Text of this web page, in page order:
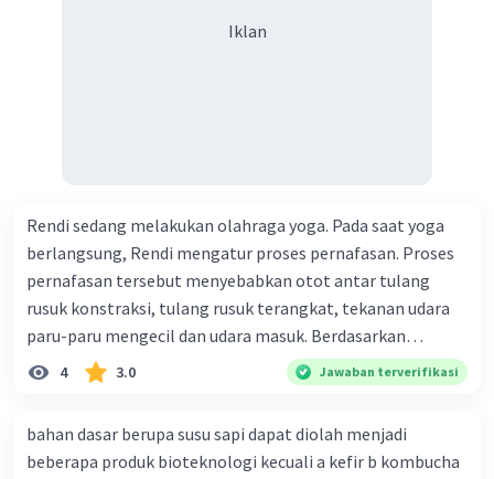
Dengan demikian, keterangan pada gambar urut
Beri Rating·5.0(2 ) Balas
Iklan
Rendi sedang melakukan olahraga yoga. Pada saat yoga
berlangsung, Rendi mengatur proses pernafasan. Proses
pernafasan tersebut menyebabkan otot antar tulang
rusuk konstraksi, tulang rusuk terangkat, tekanan udara
paru-paru mengecil dan udara masuk. Berdasarkan
informasi tersebut, dapat disimpulkan bahwa Rendi
sedang melakukan proses pernafasan....
4 3.0 Jawaban terverifikasi
bahan dasar berupa susu sapi dapat diolah menjadi
beberapa produk bioteknologi kecuali a kefir b kombucha